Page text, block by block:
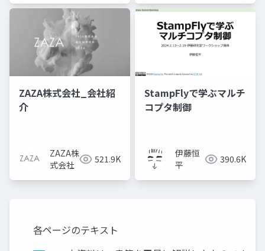
ZAZA株式会社_会社紹
介
ZAZA株
式会社
521.9K
StampFlyで学ぶマルチ
コプタ制御
伊藤恒
平
390.6K
各ページのテキスト